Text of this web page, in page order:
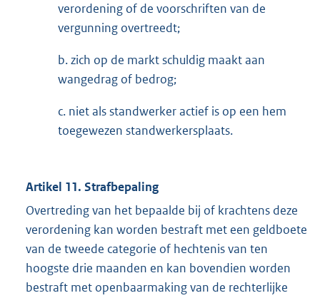
verordening of de voorschriften van de
vergunning overtreedt;
b. zich op de markt schuldig maakt aan
wangedrag of bedrog;
c. niet als standwerker actief is op een hem
toegewezen standwerkersplaats.
Artikel 11. Strafbepaling
Overtreding van het bepaalde bij of krachtens deze
verordening kan worden bestraft met een geldboete
van de tweede categorie of hechtenis van ten
hoogste drie maanden en kan bovendien worden
bestraft met openbaarmaking van de rechterlijke